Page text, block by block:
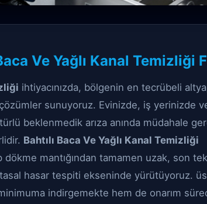
Kanal Temizliği
Ve Yağlı Kanal Temizliği
ihtiyacınızda, bölgenin en tecrübeli
sunuyoruz. Evinizde, iş yerinizde
beklenmedik arıza anında müdahale
Bahtılı Baca Ve Yağlı Kanal Temizliği
dökme mantığından tamamen uzak, son
hasar tespiti ekseninde yürütüyoruz.
indirgemekte hem de onarım